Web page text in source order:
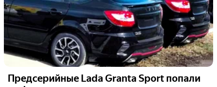
Предсерийные Lada Granta Sport попали